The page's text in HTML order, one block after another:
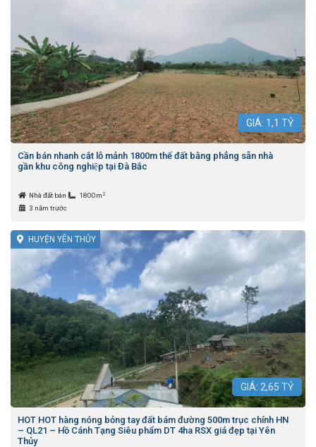
GIÁ: 1,1 TỶ
Cần bán nhanh cắt lỗ mảnh 1800m thế đất bằng phẳng sẵn nhà
gần khu công nghiệp tại Đà Bắc
Nhà đất bán 1800m 2
3 năm trước
HUYỆN YÊN THỦY
GIÁ: 2,65 TỶ
HOT HOT hàng nóng bỏng tay đất bám đường 500m trục chính HN
– QL21 – Hồ Cánh Tạng Siêu phẩm DT 4ha RSX giá đẹp tại Yên
Thủy